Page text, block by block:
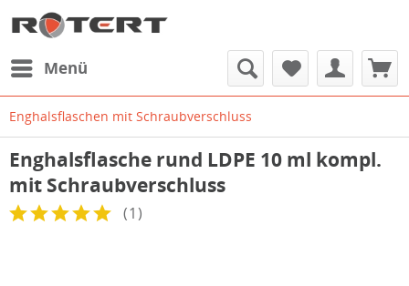
Menü
Enghalsflaschen mit Schraubverschluss
Enghalsflasche rund LDPE 10 ml kompl.
mit Schraubverschluss
(1)